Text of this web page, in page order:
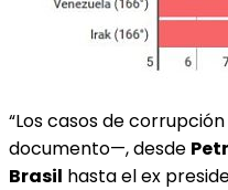
“Los casos de
documento—, desde
Brasil hasta el ex